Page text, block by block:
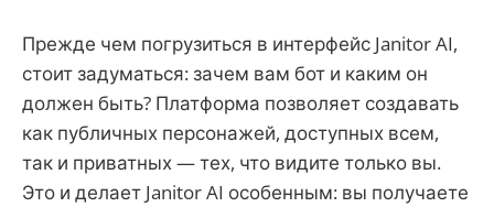
Прежде чем погрузиться в интерфейс Janitor AI,
стоит задуматься: зачем вам бот и каким он
должен быть? Платформа позволяет создавать
как публичных персонажей, доступных всем,
так и приватных — тех, что видите только вы.
Это и делает Janitor AI особенным: вы получаете